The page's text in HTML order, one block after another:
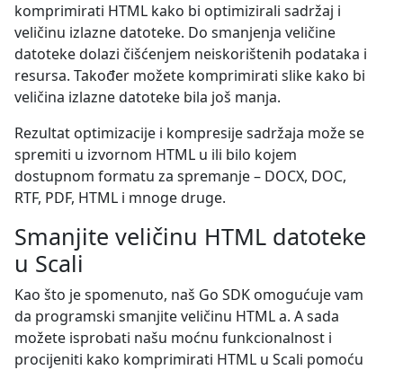
komprimirati HTML kako bi optimizirali sadržaj i
veličinu izlazne datoteke. Do smanjenja veličine
datoteke dolazi čišćenjem neiskorištenih podataka i
resursa. Također možete komprimirati slike kako bi
veličina izlazne datoteke bila još manja.
Rezultat optimizacije i kompresije sadržaja može se
spremiti u izvornom HTML u ili bilo kojem
dostupnom formatu za spremanje – DOCX, DOC,
RTF, PDF, HTML i mnoge druge.
Smanjite veličinu HTML datoteke
u Scali
Kao što je spomenuto, naš Go SDK omogućuje vam
da programski smanjite veličinu HTML a. A sada
možete isprobati našu moćnu funkcionalnost i
procijeniti kako komprimirati HTML u Scali pomoću